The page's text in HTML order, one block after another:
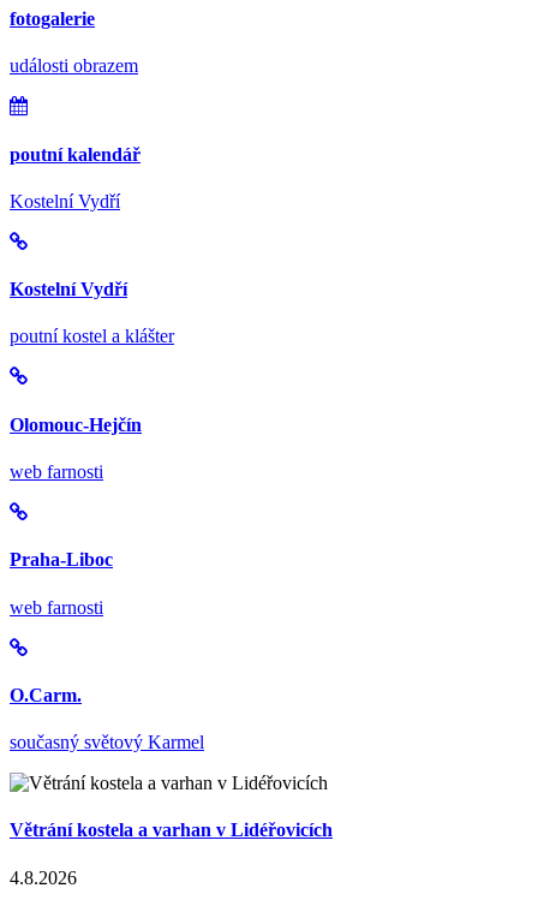
fotogalerie
události obrazem
poutní kalendář
Kostelní Vydří
Kostelní Vydří
poutní kostel a klášter
Olomouc-Hejčín
web farnosti
Praha-Liboc
web farnosti
O.Carm.
současný světový Karmel
Větrání kostela a varhan v Lidéřovicích
4.8.2026